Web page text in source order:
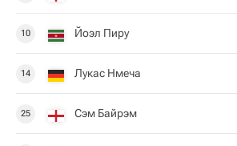
10 Йоэл Пиру
14 Лукас Нмеча
25 Сэм Байрэм